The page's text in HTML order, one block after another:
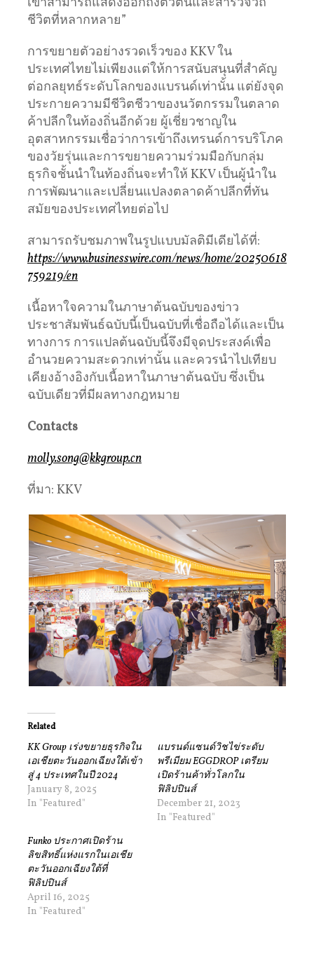
ชีวิตที่หลากหลาย”
การขยายตัวอย่างรวดเร็วของ KKV ใน
ประเทศไทยไม่เพียงแต่ให้การสนับสนุนที่สำคัญ
ต่อกลยุทธ์ระดับโลกของแบรนด์เท่านั้น แต่ยังจุด
ประกายความมีชีวิตชีวาของนวัตกรรมในตลาด
ค้าปลีกในท้องถิ่นอีกด้วย ผู้เชี่ยวชาญใน
อุตสาหกรรมเชื่อว่าการเข้าถึงเทรนด์การบริโภค
ของวัยรุ่นและการขยายความร่วมมือกับกลุ่ม
ธุรกิจชั้นนำในท้องถิ่นจะทำให้ KKV เป็นผู้นำใน
การพัฒนาและเปลี่ยนแปลงตลาดค้าปลีกที่ทัน
สมัยของประเทศไทยต่อไป
สามารถรับชมภาพในรูปแบบมัลติมีเดียได้ที่:
https://www.businesswire.com/news/home/20250618
759219/en
เนื้อหาใจความในภาษาต้นฉบับของข่าว
ประชาสัมพันธ์ฉบับนี้เป็นฉบับที่เชื่อถือได้และเป็น
ทางการ การแปลต้นฉบับนี้จึงมีจุดประสงค์เพื่อ
อำนวยความสะดวกเท่านั้น และควรนำไปเทียบ
เคียงอ้างอิงกับเนื้อหาในภาษาต้นฉบับ ซึ่งเป็น
ฉบับเดียวที่มีผลทางกฎหมาย
Contacts
molly.song@kkgroup.cn
ที่มา: KKV
Related
KK Group เร่งขยายธุรกิจใน
เอเชียตะวันออกเฉียงใต้เข้า
สู่ 4 ประเทศในปี 2024
January 8, 2025
In "Featured"
แบรนด์แซนด์วิชไข่ระดับ
พรีเมียม EGGDROP เตรียม
เปิดร้านค้าทั่วโลกใน
ฟิลิปปินส์
December 21, 2023
In "Featured"
Funko ประกาศเปิดร้าน
ลิขสิทธิ์แห่งแรกในเอเชีย
ตะวันออกเฉียงใต้ที่
ฟิลิปปินส์
April 16, 2025
In "Featured"